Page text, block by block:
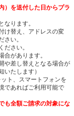
）を送付した日からプラ
ります。
け替え、アドレスの変
さい。
ださい。
があります。
や差し替えとなる場合が
たします）
ト、スマートフォンを
であればご利用可能で
も全額ご請求の対象にな